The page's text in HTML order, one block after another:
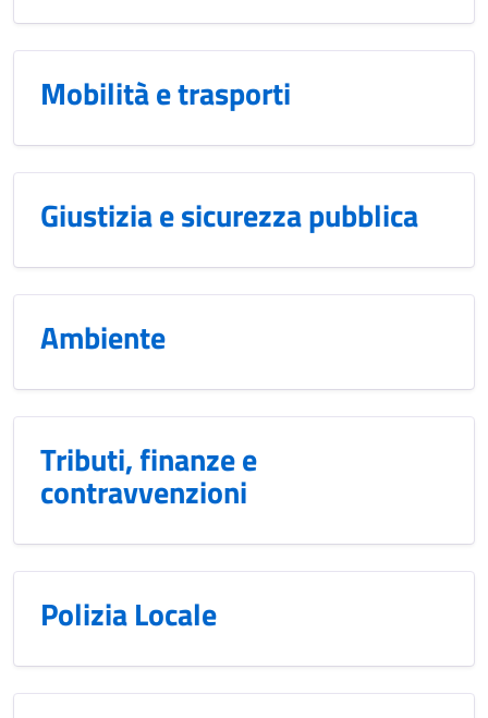
Mobilità e trasporti
Giustizia e sicurezza pubblica
Ambiente
Tributi, finanze e
contravvenzioni
Polizia Locale